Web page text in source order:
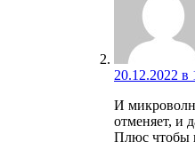
20.12.2022 в
И
отменяет, и
Плюс чтобы